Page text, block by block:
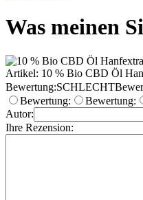
Was meinen
Artikel: 10 % Bio CBD Öl
Bewertung:SCHLECHT
Bewertung:
Bewertung:
Autor:
Ihre Rezension: